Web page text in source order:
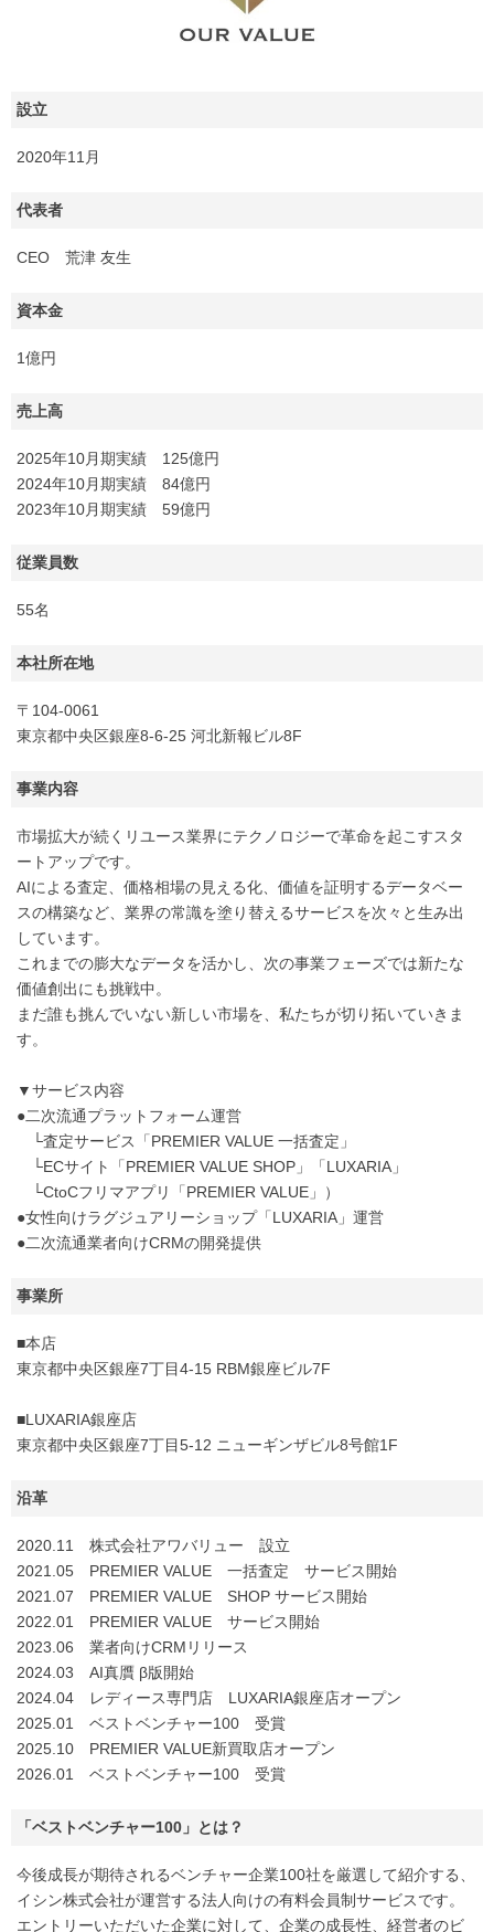
設立
2020年11月
代表者
CEO 荒津 友生
資本金
1億円
売上高
2025年10月期実績 125億円
2024年10月期実績 84億円
2023年10月期実績 59億円
従業員数
55名
本社所在地
〒104-0061
東京都中央区銀座8-6-25 河北新報ビル8F
事業内容
市場拡大が続くリユース業界にテクノロジーで革命を起こすスタ
ートアップです。
AIによる査定、価格相場の見える化、価値を証明するデータベー
スの構築など、業界の常識を塗り替えるサービスを次々と生み出
しています。
これまでの膨大なデータを活かし、次の事業フェーズでは新たな
価値創出にも挑戦中。
まだ誰も挑んでいない新しい市場を、私たちが切り拓いていきま
す。
▼サービス内容
●二次流通プラットフォーム運営
└査定サービス「PREMIER VALUE 一括査定」
└ECサイト「PREMIER VALUE SHOP」「LUXARIA」
└CtoCフリマアプリ「PREMIER VALUE」）
●女性向けラグジュアリーショップ「LUXARIA」運営
●二次流通業者向けCRMの開発提供
事業所
■本店
東京都中央区銀座7丁目4-15 RBM銀座ビル7F
■LUXARIA銀座店
東京都中央区銀座7丁目5-12 ニューギンザビル8号館1F
沿革
2020.11 株式会社アワバリュー 設立
2021.05 PREMIER VALUE 一括査定 サービス開始
2021.07 PREMIER VALUE SHOP サービス開始
2022.01 PREMIER VALUE サービス開始
2023.06 業者向けCRMリリース
2024.03 AI真贋 β版開始
2024.04 レディース専門店 LUXARIA銀座店オープン
2025.01 ベストベンチャー100 受賞
2025.10 PREMIER VALUE新買取店オープン
2026.01 ベストベンチャー100 受賞
「ベストベンチャー100」とは？
今後成長が期待されるベンチャー企業100社を厳選して紹介する、
イシン株式会社が運営する法人向けの有料会員制サービスです。
エントリーいただいた企業に対して、企業の成長性、経営者のビ